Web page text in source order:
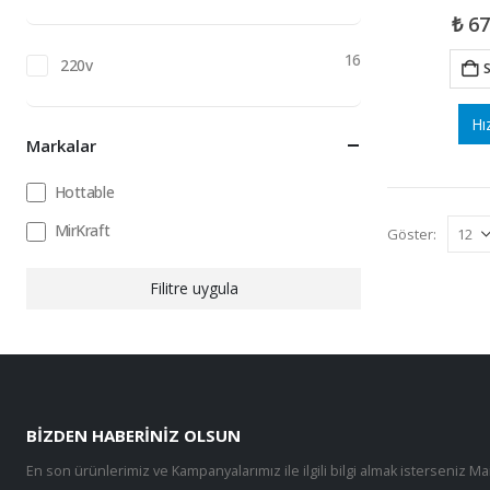
₺
Göster:
220v 16
Markalar
Hottable
MirKraft
Filitre uygula
BIZDEN HABERINIZ OLSUN
En son ürünlerimiz ve Kampanyalarımız ile ilgili bilgi almak isterseniz